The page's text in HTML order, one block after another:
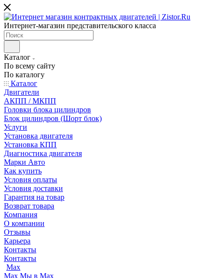
Интернет-магазин представительского класса
Каталог
По всему сайту
По каталогу
Каталог
Двигатели
АКПП / МКПП
Головки блока цилиндров
Блок цилиндров (Шорт блок)
Услуги
Установка двигателя
Установка КПП
Диагностика двигателя
Марки Авто
Как купить
Условия оплаты
Условия доставки
Гарантия на товар
Возврат товара
Компания
О компании
Отзывы
Карьера
Контакты
Контакты
Max
Max Мы в Max